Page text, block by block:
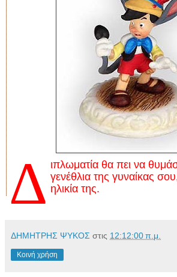
Δ ιπλωματία θα πει να
γενέθλια της γυναίκας
ηλικία της.
ΔΗΜΗΤΡΗΣ ΨΥΚΟΣ στις 12:12:00 π.μ.
Κοινή χρήση